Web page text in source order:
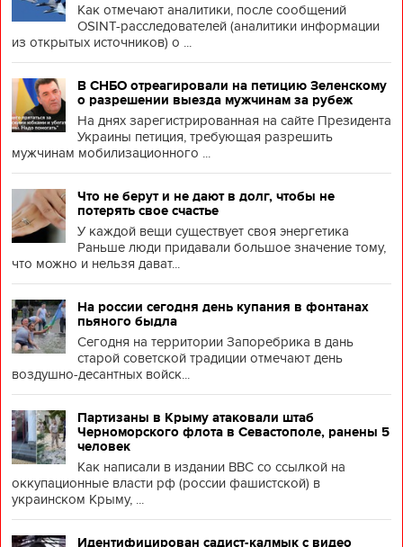
Как отмечают аналитики, после сообщений
OSINT-расследователей (аналитики информации
из открытых источников) о ...
В СНБО отреагировали на петицию Зеленскому
о разрешении выезда мужчинам за рубеж
На днях зарегистрированная на сайте Президента
Украины петиция, требующая разрешить
мужчинам мобилизационного ...
Что не берут и не дают в долг, чтобы не
потерять свое счастье
У каждой вещи существует своя энергетика
Раньше люди придавали большое значение тому,
что можно и нельзя дават...
На россии сегодня день купания в фонтанах
пьяного быдла
Сегодня на территории Запоребрика в дань
старой советской традиции отмечают день
воздушно-десантных войск...
Партизаны в Крыму атаковали штаб
Черноморского флота в Севастополе, ранены 5
человек
Как написали в издании BBC со ссылкой на
оккупационные власти рф (россии фашистской) в
украинском Крыму, ...
Идентифицирован садист-калмык с видео